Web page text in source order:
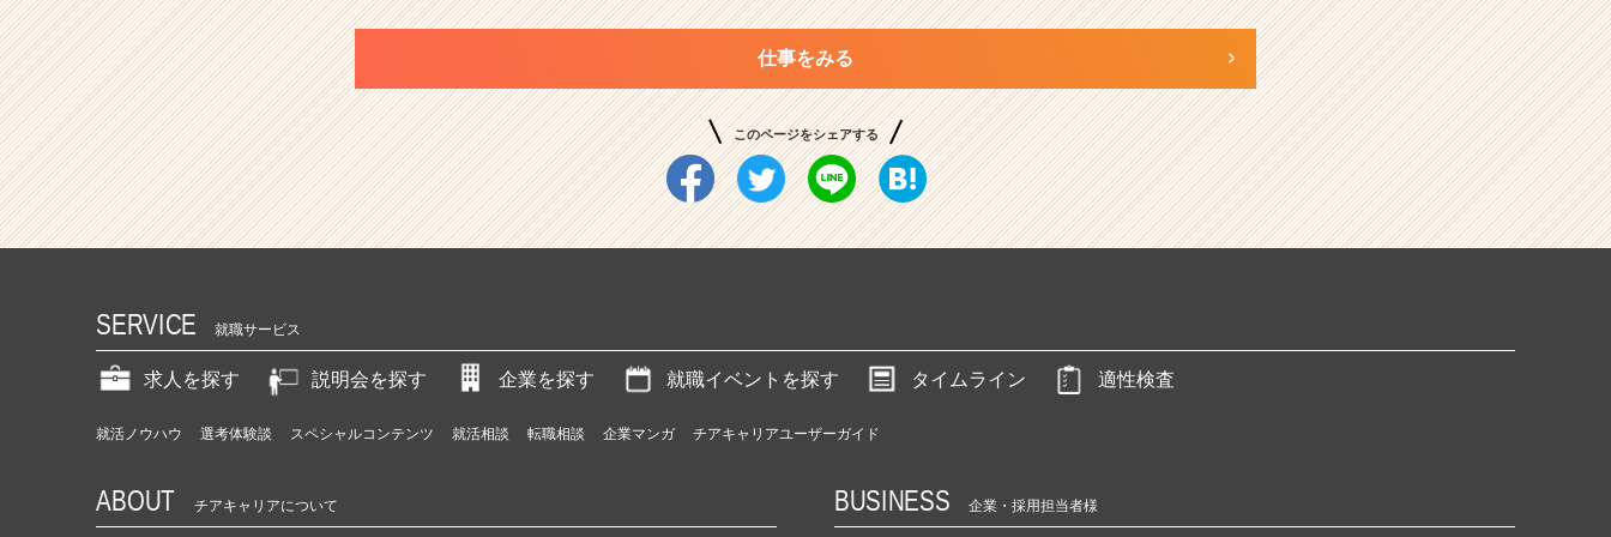
仕事をみる
このページをシェアする
SERVICE 就職サービス
求人を探す 説明会を探す 企業を探す 就職イベントを探す タイムライン 適性検査
就活ノウハウ 選考体験談 スペシャルコンテンツ 就活相談 転職相談 企業マンガ チアキャリアユーザーガイド
ABOUT チアキャリアについて BUSINESS 企業・採用担当者様